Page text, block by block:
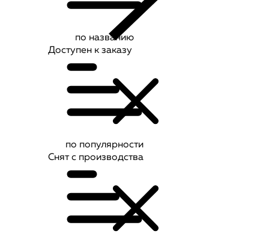
по названию
по популярности
Доступен к заказу
Снят с производства